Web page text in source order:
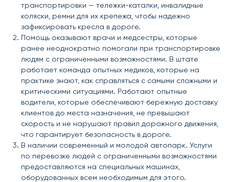
транспортировки — тележки-каталки, инвалидные
коляски, ремни для их крепежа, чтобы надежно
зафиксировать кресла в дороге.
Помощь оказывают врачи и медсестры, которые
ранее неоднократно помогали при транспортировке
людям с ограниченными возможностями. В штате
работает команда опытных медиков, которые на
практике знают, как справляться с самыми сложными и
критическими ситуациями. Работают опытные
водители, которые обеспечивают бережную доставку
клиентов до места назначения, не превышают
скорость и не нарушают правил дорожного движения,
что гарантирует безопасность в дороге.
В наличии современный и молодой автопарк. Услуги
по перевозке людей с ограниченными возможностями
предоставляются на специальных машинах,
оборудованных всем необходимым для этого.